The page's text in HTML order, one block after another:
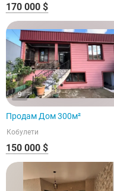
170 000 $
9
Продам Дом 300м²
Кобулети
150 000 $